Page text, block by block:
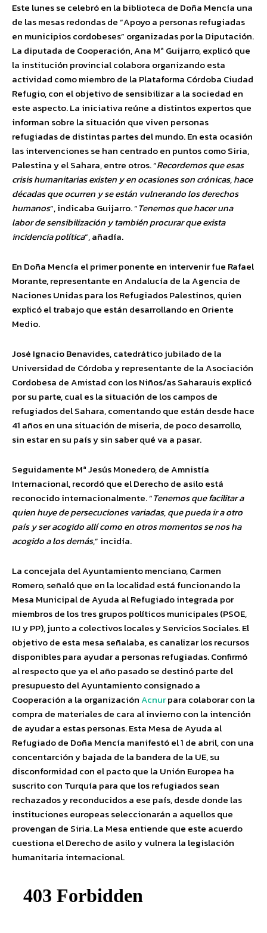
Este lunes se celebró en la biblioteca de Doña Mencía una
de las mesas redondas de “Apoyo a personas refugiadas
en municipios cordobeses” organizadas por la Diputación.
La diputada de Cooperación, Ana Mª Guijarro, explicó que
la institución provincial colabora organizando esta
actividad como miembro de la Plataforma Córdoba Ciudad
Refugio, con el objetivo de sensibilizar a la sociedad en
este aspecto. La iniciativa reúne a distintos expertos que
informan sobre la situación que viven personas
refugiadas de distintas partes del mundo. En esta ocasión
las intervenciones se han centrado en puntos como Siria,
Palestina y el Sahara, entre otros. “Recordemos que esas
crisis humanitarias existen y en ocasiones son crónicas, hace
décadas que ocurren y se están vulnerando los derechos
humanos“, indicaba Guijarro. “Tenemos que hacer una
labor de sensibilización y también procurar que exista
incidencia política“, añadía.
En Doña Mencía el primer ponente en intervenir fue Rafael
Morante, representante en Andalucía de la Agencia de
Naciones Unidas para los Refugiados Palestinos, quien
explicó el trabajo que están desarrollando en Oriente
Medio.
José Ignacio Benavides, catedrático jubilado de la
Universidad de Córdoba y representante de la Asociación
Cordobesa de Amistad con los Niños/as Saharauis explicó
por su parte, cual es la situación de los campos de
refugiados del Sahara, comentando que están desde hace
41 años en una situación de miseria, de poco desarrollo,
sin estar en su país y sin saber qué va a pasar.
Seguidamente Mª Jesús Monedero, de Amnistía
Internacional, recordó que el Derecho de asilo está
reconocido internacionalmente. “Tenemos que facilitar a
quien huye de persecuciones variadas, que pueda ir a otro
país y ser acogido allí como en otros momentos se nos ha
acogido a los demás,” incidía.
La concejala del Ayuntamiento menciano, Carmen
Romero, señaló que en la localidad está funcionando la
Mesa Municipal de Ayuda al Refugiado integrada por
miembros de los tres grupos políticos municipales (PSOE,
IU y PP), junto a colectivos locales y Servicios Sociales. El
objetivo de esta mesa señalaba, es canalizar los recursos
disponibles para ayudar a personas refugiadas. Confirmó
al respecto que ya el año pasado se destinó parte del
presupuesto del Ayuntamiento consignado a
Cooperación a la organizaciónAcnurpara colaborar con la
compra de materiales de cara al invierno con la intención
de ayudar a estas personas. Esta Mesa de Ayuda al
Refugiado de Doña Mencía manifestó el 1 de abril, con una
concentarción y bajada de la bandera de la UE, su
disconformidad con el pacto que la Unión Europea ha
suscrito con Turquía para que los refugiados sean
rechazados y reconducidos a ese país, desde donde las
instituciones europeas seleccionarán a aquellos que
provengan de Siria. La Mesa entiende que este acuerdo
cuestiona el Derecho de asilo y vulnera la legislación
humanitaria internacional.